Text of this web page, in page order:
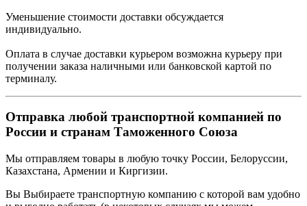
Уменьшение стоимости доставки обсуждается
индивидуально.
Оплата в случае доставки курьером возможна курьеру при
получении заказа наличными или банковской картой по
терминалу.
Отправка любой транспортной компанией по
России и странам Таможенного Союза
Мы отправляем товары в любую точку России, Белоруссии,
Казахстана, Армении и Киргизии.
Вы Выбираете транспортную компанию с которой вам удобно